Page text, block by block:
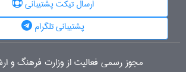
ارسال تیکت پشتیبانی
پشتیبانی تلگرام
مجوز رسمی فعالیت از وزارت فرهنگ و